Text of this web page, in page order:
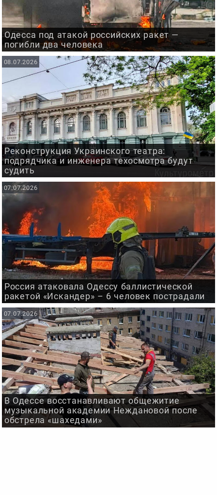
Одесса под атакой российских ракет —
погибли два человека
Реконструкция Украинского театра:
подрядчика и инженера техосмотра будут
судить
08.07.2026
Россия атаковала Одессу баллистической
ракетой «Искандер» – 6 человек пострадали
07.07.2026
В Одессе восстанавливают общежитие
музыкальной академии Неждановой после
обстрела «шахедами»
07.07.2026